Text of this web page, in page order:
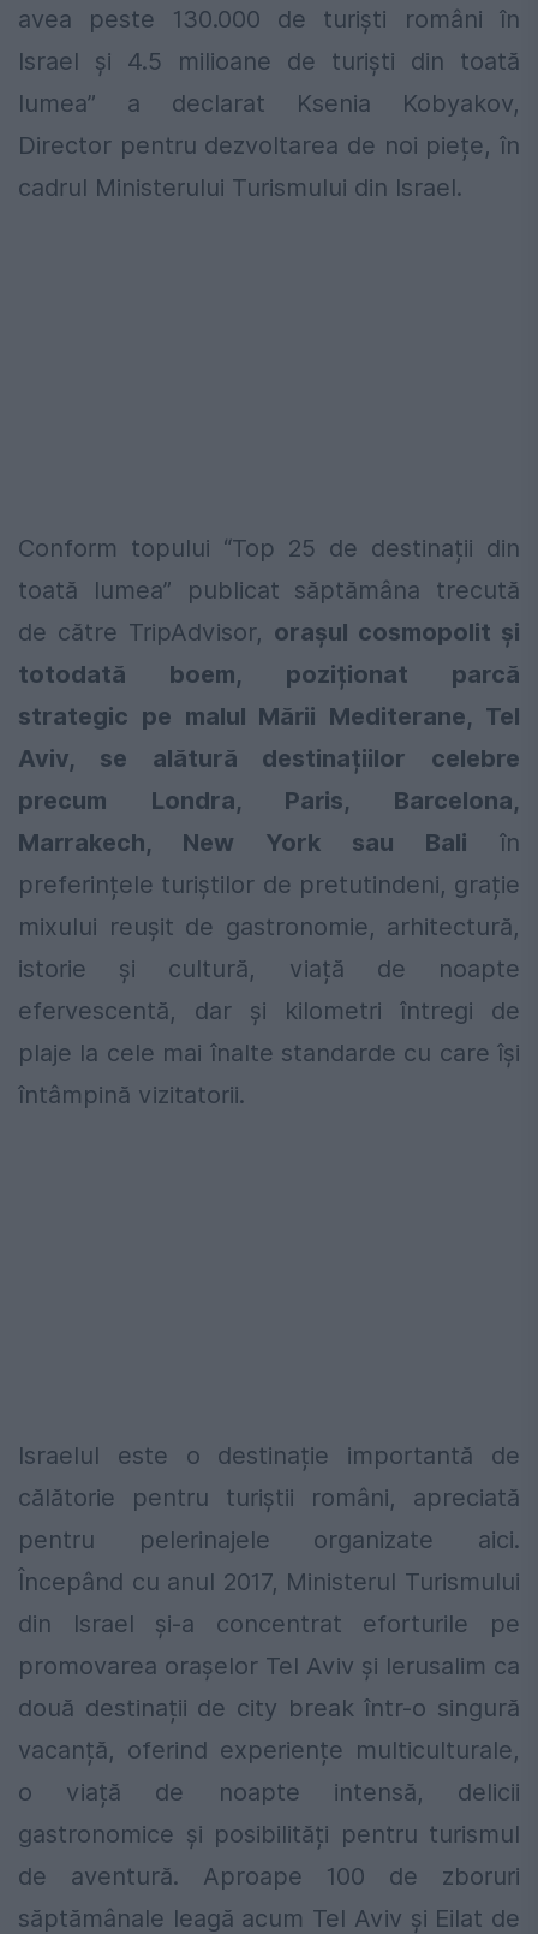
avea peste 130.000 de turiști români în
Israel și 4.5 milioane de turiști din toată
lumea” a declarat Ksenia Kobyakov,
Director pentru dezvoltarea de noi piețe, în
cadrul Ministerului Turismului din Israel.
Conform topului “Top 25 de destinații din
toată lumea” publicat săptămâna trecută
de către TripAdvisor, orașul cosmopolit și
totodată boem, poziționat parcă
strategic pe malul Mării Mediterane, Tel
Aviv, se alătură destinațiilor celebre
precum Londra, Paris, Barcelona,
Marrakech, New York sau Bali în
preferințele turiștilor de pretutindeni, grație
mixului reușit de gastronomie, arhitectură,
istorie și cultură, viață de noapte
efervescentă, dar și kilometri întregi de
plaje la cele mai înalte standarde cu care își
întâmpină vizitatorii.
Israelul este o destinație importantă de
călătorie pentru turiștii români, apreciată
pentru pelerinajele organizate aici.
Începând cu anul 2017, Ministerul Turismului
din Israel și-a concentrat eforturile pe
promovarea orașelor Tel Aviv și Ierusalim ca
două destinații de city break într-o singură
vacanță, oferind experiențe multiculturale,
o viață de noapte intensă, delicii
gastronomice și posibilități pentru turismul
de aventură. Aproape 100 de zboruri
săptămânale leagă acum Tel Aviv și Eilat de